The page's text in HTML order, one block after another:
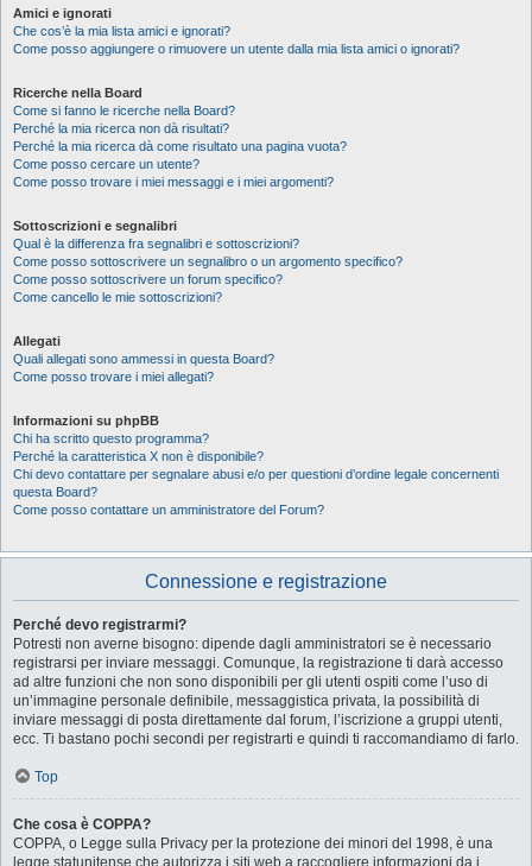
Amici e ignorati
Che cos’è la mia lista amici e ignorati?
Come posso aggiungere o rimuovere un utente dalla mia lista amici o ignorati?
Ricerche nella Board
Come si fanno le ricerche nella Board?
Perché la mia ricerca non dà risultati?
Perché la mia ricerca dà come risultato una pagina vuota?
Come posso cercare un utente?
Come posso trovare i miei messaggi e i miei argomenti?
Sottoscrizioni e segnalibri
Qual è la differenza fra segnalibri e sottoscrizioni?
Come posso sottoscrivere un segnalibro o un argomento specifico?
Come posso sottoscrivere un forum specifico?
Come cancello le mie sottoscrizioni?
Allegati
Quali allegati sono ammessi in questa Board?
Come posso trovare i miei allegati?
Informazioni su phpBB
Chi ha scritto questo programma?
Perché la caratteristica X non è disponibile?
Chi devo contattare per segnalare abusi e/o per questioni d’ordine legale concernenti
questa Board?
Come posso contattare un amministratore del Forum?
Connessione e registrazione
Perché devo registrarmi?
Potresti non averne bisogno: dipende dagli amministratori se è necessario
registrarsi per inviare messaggi. Comunque, la registrazione ti darà accesso
ad altre funzioni che non sono disponibili per gli utenti ospiti come l’uso di
un’immagine personale definibile, messaggistica privata, la possibilità di
inviare messaggi di posta direttamente dal forum, l’iscrizione a gruppi utenti,
ecc. Ti bastano pochi secondi per registrarti e quindi ti raccomandiamo di farlo.
Top
Che cosa è COPPA?
COPPA, o Legge sulla Privacy per la protezione dei minori del 1998, è una
legge statunitense che autorizza i siti web a raccogliere informazioni da i